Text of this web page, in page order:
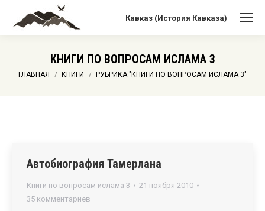
Кавказ (История Кавказа)
КНИГИ ПО ВОПРОСАМ ИСЛАМА 3
Вы здесь:
ГЛАВНАЯ КНИГИ РУБРИКА "КНИГИ ПО ВОПРОСАМ ИСЛАМА 3"
Автобиография Тамерлана
Книги по вопросам ислама 3
21 ноября 2010
35 комментариев